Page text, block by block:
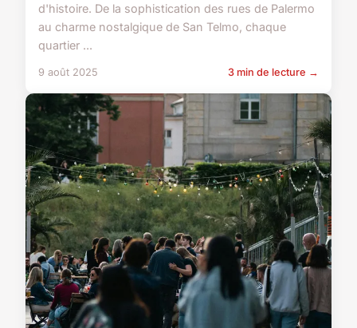
d'histoire. De la sophistication des rues de Palermo
au charme nostalgique de San Telmo, chaque
quartier ...
9 août 2025 3 min de lecture →